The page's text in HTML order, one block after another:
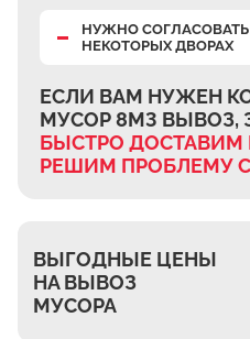
Каменное Тяжино
Зелёная Слобода
Апариха
Прудки
Редькино
Малое Саврасово
ВЫГОДНЫЕ ЦЕНЫ
НА ВЫВОЗ
МУСОРА
НУЖНО
НЕКОТОРЫХ ДВОРАХ
ЕСЛИ ВАМ НУЖЕН
МУСОР 8М3 ВЫВОЗ,
БЫСТРО ДОСТАВИМ
РЕШИМ ПРОБЛЕМУ